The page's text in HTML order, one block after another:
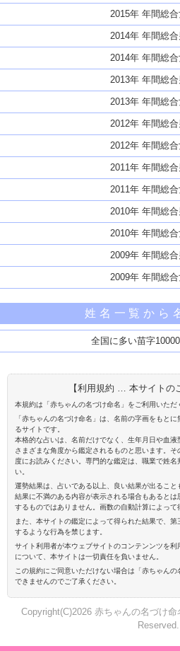
2015年 年間総
2014年 年間総
2014年 年間総
2013年 年間総
2013年 年間総
2012年 年間総
2012年 年間総
2011年 年間総
2011年 年間総
2010年 年間総
2010年 年間総
2009年 年間総
2009年 年間総
姓名一覧から
全国に多い苗字
【利用規約 … 本サイトの
本規約は「赤ちゃんの名づけ命名」をご利用いただ
「赤ちゃんの名づけ命名」は、名前の字画をもと
るサイトです。
本格的な占いは、名前だけでなく、生年月日や血液
さまざまな角度から鑑定されるものと思います。
度にお読みください。専門的な鑑定は、職業で姓
い。
運勢結果は、占いである以上、良い結果が出るこ
結果に不満のある内容が表示される場合もあると
するものではありません。画数の自動計算によって
また、本サイトの鑑定によって得られた結果で、
するような行為を禁じます。
サイト利用者が本ウェブサイトのコンテンンツを
について、本サイトは一切責任を負いません。
この規約にご同意いただけない場合は「赤ちゃん
できませんのでご了承ください。
Copyright(C)2026 赤ちゃんの名づけ
Reserved.